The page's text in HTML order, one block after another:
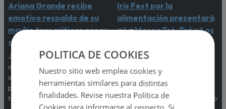
Ariana Grande recibe
emotivo respaldo de su
madre tras críticas por su
apariencia física
Joan Grande salió en defensa
de la cantante luego de que
usuarios expresaran
preocupación por su imagen
tras el estreno de 'Petal'.
Iris Fest por la
alimentación presentará
a La Mosca Tsé-Tsé y Los
Tras el éxito de su primera
edición, regresa el Iris Fest,
esta vez para sumarse a la
lucha contra el hambre en el
Perú, con el respaldo del Banco
POLITICA DE COOKIES
Nuestro sitio web emplea cookies y
herramientas similares para distintas
finalidades. Revise nuestra Política de
Cookies para informarse al respecto. Si